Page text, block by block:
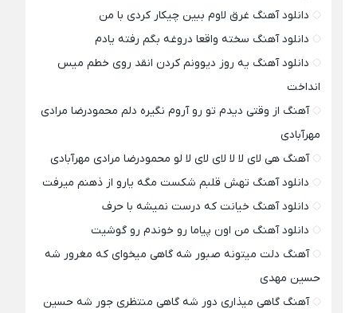
دانلود آهنگ غرق لاوم ببین چیکار کردی با من
دانلود آهنگ سخته واقعا دروغه بگم رفته یادم
دانلود آهنگ یه روز دیوونم کردن انقد روی خطم میس
انداخت
آهنگ از وقتی دیدم تو رو آروم نگیره دلم محمودرضا مرادی
مهرآبادی
آهنگ هی لای لا لا لای لای لا لو محمودرضا مرادی مهرآبادی
دانلود آهنگ تهش قلبم شکست مگه یارو از ذهنم میرفت
دانلود آهنگ خیانت که درست نمیشه با حرف
دانلود آهنگ من اون پیاما رو خوندم رو گوشیت
آهنگ دلت میتونه صبور شه گاهی میخوای که مغرور شه
حسین مهدی
آهنگ گاهی میذاری دور شه گاهی منتظری جور شه حسین